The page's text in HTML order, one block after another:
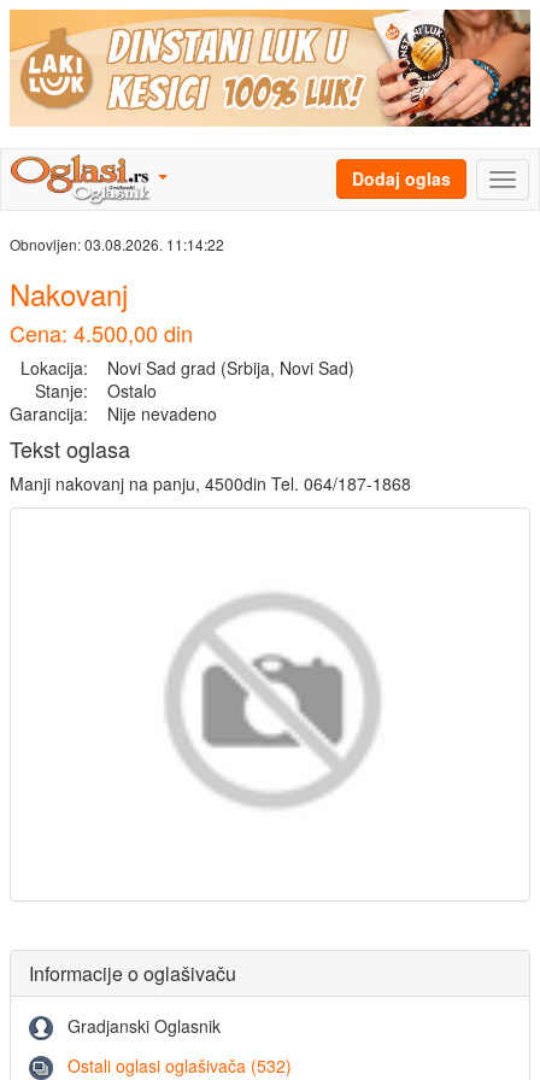
Dodaj oglas
Obnovljen:03.08.2026. 11:14:22
Nakovanj
Cena: 4.500,00 din
Lokacija:
Novi Sad grad (Srbija, Novi Sad)
Stanje:
Ostalo
Garancija:
Nije nevadeno
Tekst oglasa
Manji nakovanj na panju, 4500din Tel. 064/187-1868
Informacije o oglašivaču
Gradjanski Oglasnik
Ostali oglasi oglašivača (532)